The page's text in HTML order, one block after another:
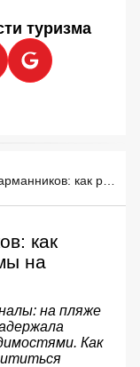
туризма
как
на
на пляже
Как